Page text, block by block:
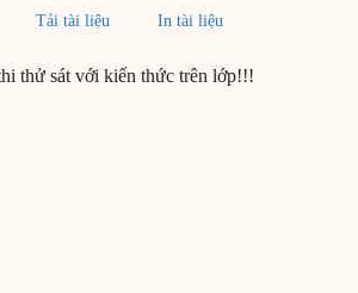
Tải tài liệu In tài liệu
thử sát với kiến thức trên lớp!!!